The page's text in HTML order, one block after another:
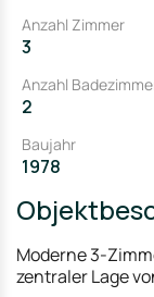
Anzahl Zimmer
3
Anzahl
2
Baujahr
1978
Moderne 3-
zentraler Lage